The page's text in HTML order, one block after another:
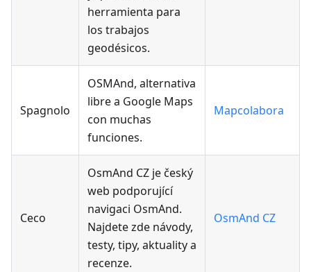
herramienta para
los trabajos
geodésicos.
Spagnolo
OSMAnd, alternativa
libre a Google Maps
con muchas
funciones.
Mapcolabora
Ceco
OsmAnd CZ je český
web podporující
navigaci OsmAnd.
Najdete zde návody,
testy, tipy, aktuality a
recenze.
OsmAnd CZ